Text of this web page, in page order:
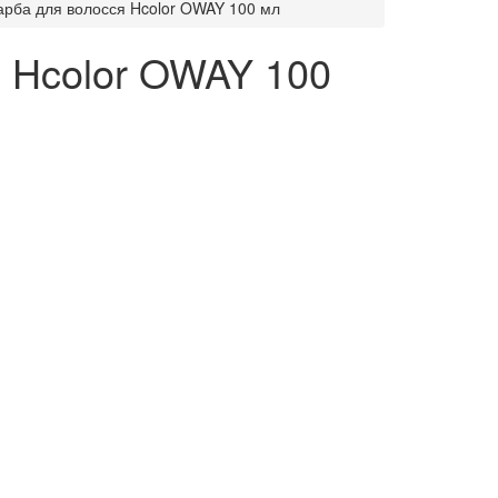
для волосся Hcolor OWAY 100 мл
OWAY 100